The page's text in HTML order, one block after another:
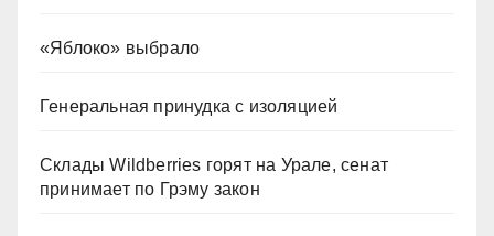
«Яблоко» выбрало
Генеральная принудка с изоляцией
Склады Wildberries горят на Урале, сенат
принимает по Грэму закон